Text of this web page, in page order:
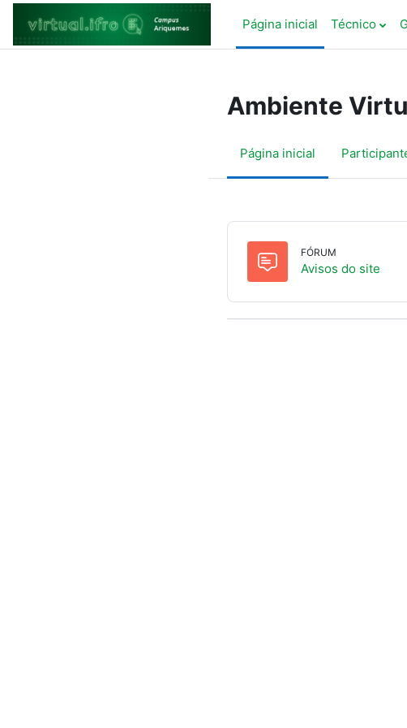
Ir para o conteúdo principal
Página inicial
Técnico
Ambiente
Página inicial
FÓRUM
Avisos do site